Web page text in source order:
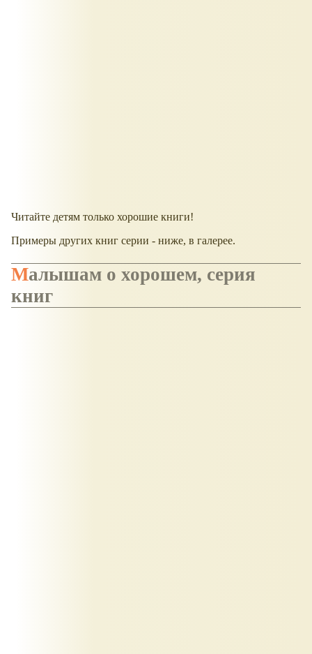
Читайте детям только хорошие книги!
Примеры других книг серии - ниже, в галерее.
Малышам о хорошем, серия
книг